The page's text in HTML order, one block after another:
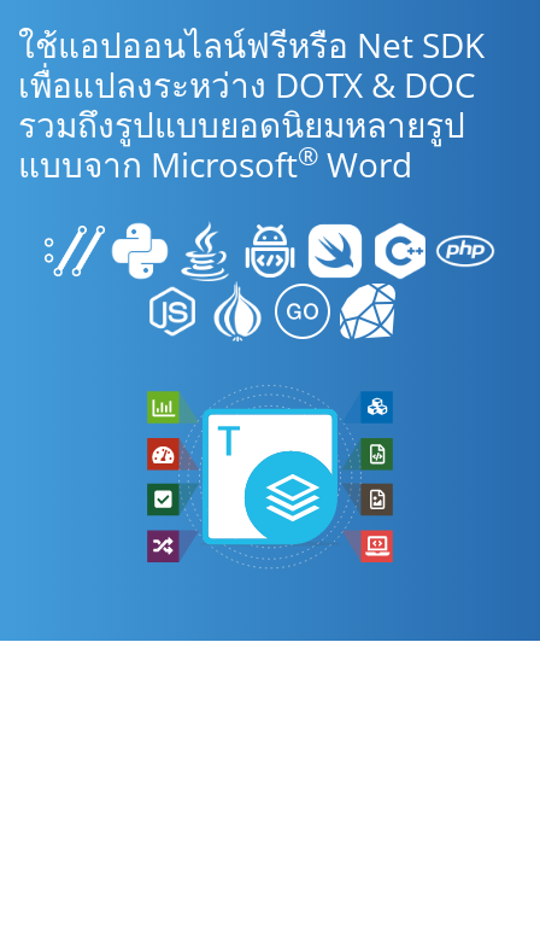
ใช้แอปออนไลน์ฟรีหรือ Net SDK
เพื่อแปลงระหว่าง DOTX & DOC
รวมถึงรูปแบบยอดนิยมหลายรูป
แบบจาก Microsoft® Word